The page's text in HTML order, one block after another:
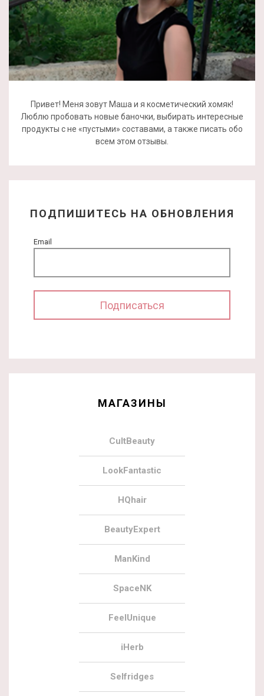
Привет! Меня зовут Маша и я косметический хомяк!
Люблю пробовать новые баночки, выбирать интересные
продукты с не «пустыми» составами, а также писать обо
всем этом отзывы.
ПОДПИШИТЕСЬ НА ОБНОВЛЕНИЯ
Email
МАГАЗИНЫ
CultBeauty
LookFantastic
HQhair
BeautyExpert
ManKind
SpaceNK
FeelUnique
iHerb
Selfridges